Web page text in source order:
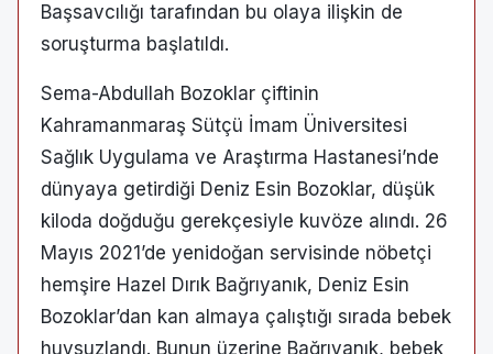
Başsavcılığı tarafından bu olaya ilişkin de
soruşturma başlatıldı.
Sema-Abdullah Bozoklar çiftinin
Kahramanmaraş Sütçü İmam Üniversitesi
Sağlık Uygulama ve Araştırma Hastanesi’nde
dünyaya getirdiği Deniz Esin Bozoklar, düşük
kiloda doğduğu gerekçesiyle kuvöze alındı. 26
Mayıs 2021’de yenidoğan servisinde nöbetçi
hemşire Hazel Dırık Bağrıyanık, Deniz Esin
Bozoklar’dan kan almaya çalıştığı sırada bebek
huysuzlandı. Bunun üzerine Bağrıyanık, bebek